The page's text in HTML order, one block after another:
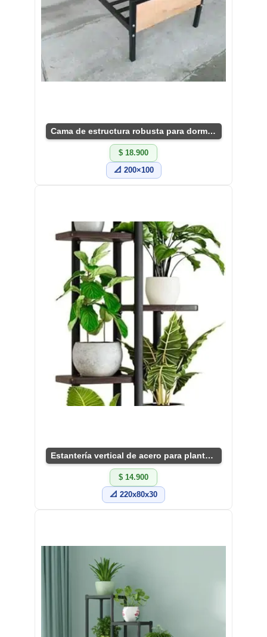
Cama de estructura robusta para dormitorio actual
$ 18.900
📐 200×100
Estantería vertical de acero para plantas indoor
$ 14.900
📐 220x80x30